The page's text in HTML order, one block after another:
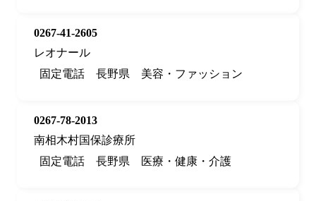
0267-41-2605
レオナール
固定電話
長野県 美容・ファッション
0267-78-2013
南相木村国保診療所
固定電話
長野県 医療・健康・介護